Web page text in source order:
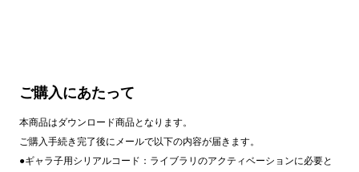
ご購入にあたって
本商品はダウンロード商品となります。
ご購入手続き完了後にメールで以下の内容が届きます。
●ギャラ子用シリアルコード：ライブラリのアクティベーションに必要と